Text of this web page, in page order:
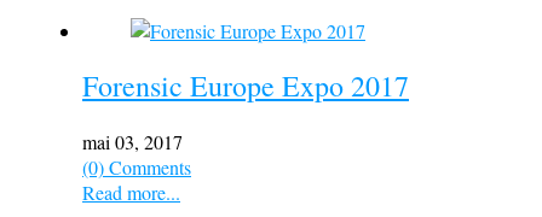
Forensic Europe Expo 2017
mai 03, 2017
(0) Comments
Read more...